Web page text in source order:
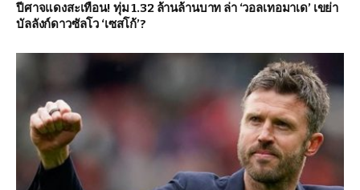
ปีศาจแดงสะเทือน! ทุ่ม 1.32 ล้านล้านบาท ล่า ‘วอลเทอมาเด’ เขย่า
บัลลังก์ดาวซัลโว ‘เซสโก้’?